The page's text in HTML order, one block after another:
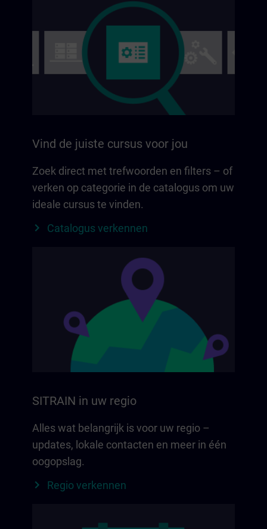
Vind de juiste cursus voor jou
Zoek direct met trefwoorden en filters – of
verken op categorie in de catalogus om uw
ideale cursus te vinden.
Catalogus verkennen
SITRAIN in uw regio
Alles wat belangrijk is voor uw regio –
updates, lokale contacten en meer in één
oogopslag.
Regio verkennen